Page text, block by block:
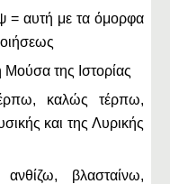
= αυτή με τα όμορφα
Μούσα της Ιστορίας
καλώς τέρπω,
και της Λυρικής
βλασταίνω,